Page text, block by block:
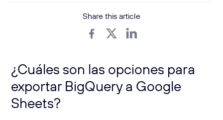
Share this article
¿Cuáles son las opciones para
exportar BigQuery a Google
Sheets?